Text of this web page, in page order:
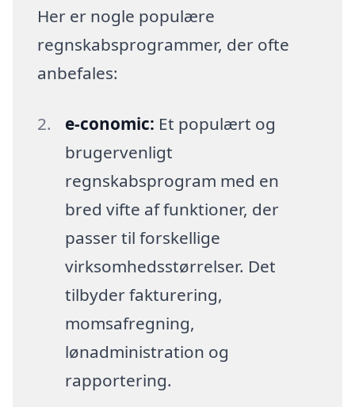
Her er nogle populære
regnskabsprogrammer, der ofte
anbefales:
e-conomic: Et populært og
brugervenligt
regnskabsprogram med en
bred vifte af funktioner, der
passer til forskellige
virksomhedsstørrelser. Det
tilbyder fakturering,
momsafregning,
lønadministration og
rapportering.